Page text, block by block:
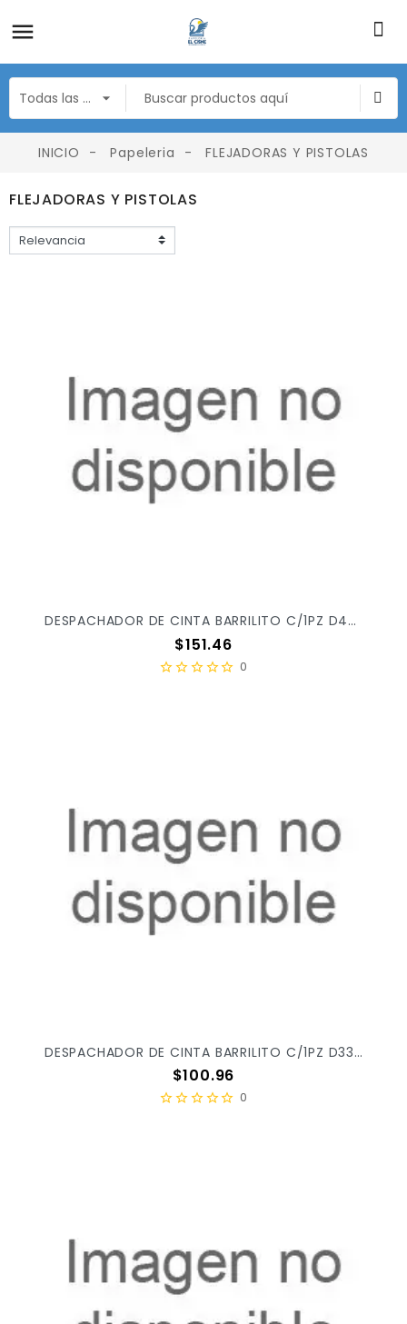
INICIO Papeleria FLEJADORAS Y PISTOLAS
FLEJADORAS Y PISTOLAS
DESPACHADOR DE CINTA BARRILITO C/1PZ D444 S/6 X/24
Precio
$151.46
0
DESPACHADOR DE CINTA BARRILITO C/1PZ D333 S/24 X/48
Precio
$100.96
0